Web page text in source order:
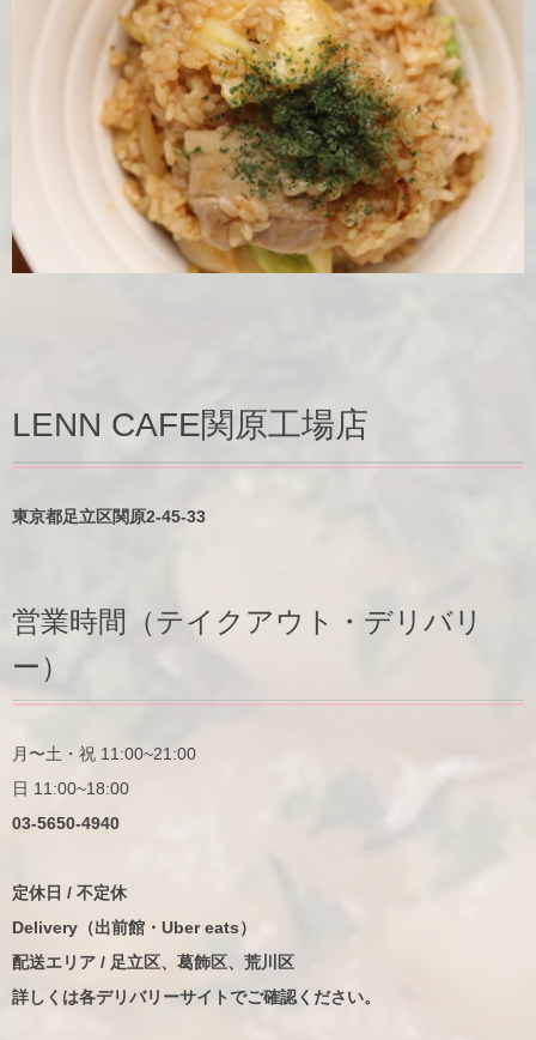
LENN CAFE関原工場店
東京都足立区関原2-45-33
営業時間（テイクアウト・デリバリ
ー）
月〜土・祝 11:00~21:00
日 11:00~18:00
03-5650-4940
定休日 / 不定休
Delivery（出前館・Uber eats）
配送エリア / 足立区、葛飾区、荒川区
詳しくは各デリバリーサイトでご確認ください。